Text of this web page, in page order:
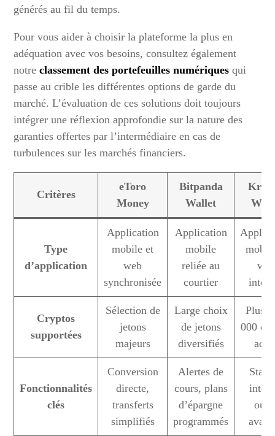
générés au fil du temps.
Pour vous aider à choisir la plateforme la plus en
adéquation avec vos besoins, consultez également
notreclassement des portefeuilles numériques qui
passe au crible les différentes options de garde du
marché. L’évaluation de ces solutions doit toujours
intégrer une réflexion approfondie sur la nature des
garanties offertes par l’intermédiaire en cas de
turbulences sur les marchés financiers.
Critères
eToro
Money
Bitpanda
Wallet
Type
d’application
Application
mobile et
web
synchronisée
Application
mobile
reliée au
courtier
web
Cryptos
supportées
Sélection de
jetons
majeurs
Large choix
de jetons
diversifiés
Plus
000
Fonctionnalités
clés
Conversion
directe,
transferts
simplifiés
Alertes de
cours, plans
d’épargne
programmés